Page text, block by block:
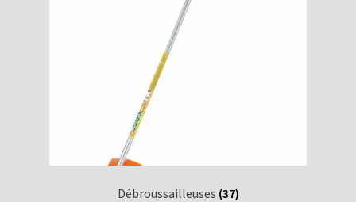
Débroussailleuses (37)